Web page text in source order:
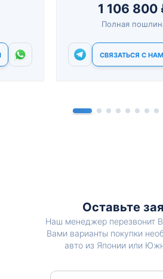
1 106 800
Полная
СВЯЗАТЬСЯ С
Оставьте
Наш менеджер перезвонит
Вами варианты покупки
авто из Японии или